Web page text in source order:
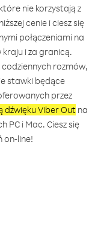
nie korzystają z
cenie i ciesz się
połączeniami na
i za granicą.
rozmów,
stawki będące
przez
dźwięku Viber Out na
PC i Mac. Ciesz się
on-line!